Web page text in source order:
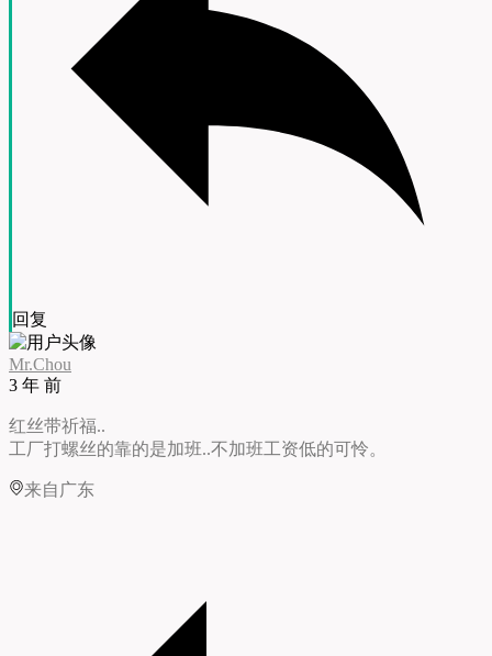
回复
Mr.Chou
3 年 前
红丝带祈福..
工厂打螺丝的靠的是加班..不加班工资低的可怜。
来自广东